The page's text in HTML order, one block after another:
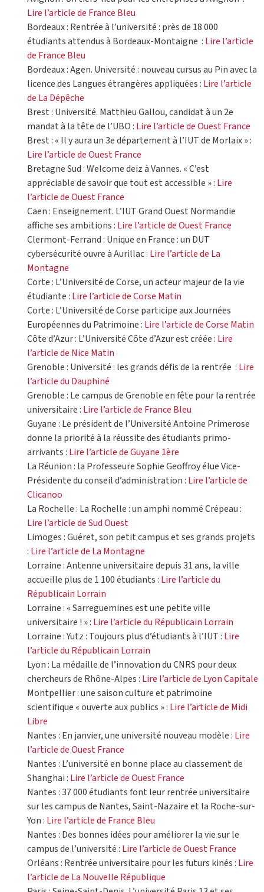
Lire l’article de France Bleu
Bordeaux : Rentrée à l’université : près de 18 000
étudiants attendus à Bordeaux-Montaigne : Lire l’article
de France Bleu
Bordeaux : Agen. Université : nouveau cursus au Pin avec la
licence des Langues étrangères appliquées : Lire l’article
de La Dépêche
Brest : Université. Matthieu Gallou, candidat à un 2e
mandat à la tête de l’UBO : Lire l’article de Ouest France
Brest : « Il y aura un 3e département à l’IUT de Morlaix » :
Lire l’article de Ouest France
Bretagne Sud : Welcome deiz à Vannes. « C’est
appréciable de savoir que tout est accessible » : Lire
l’article de Ouest France
Caen : Enseignement. L’IUT Grand Ouest Normandie
affiche ses ambitions : Lire l’article de Ouest France
Clermont-Ferrand : Unique en France : un DUT
cybersécurité ouvre à Aurillac : Lire l’article de La
Montagne
Corte : L’Université de Corse, un acteur majeur de la vie
étudiante : Lire l’article de Corse Matin
Corte : L’Université de Corse participe aux Journées
Européennes du Patrimoine : Lire l’article de Corse Matin
Côte d’Azur : L’Université Côte d’Azur est créée : Lire
l’article de Nice Matin
Grenoble : Université : les grands défis de la rentrée : Lire
l’article du Dauphiné
Grenoble : Le campus de Grenoble en fête pour la rentrée
universitaire : Lire l’article de France Bleu
Guyane : Le président de l’Université Antoine Primerose
donne la priorité à la réussite des étudiants primo-
arrivants : Lire l’article de Guyane 1ère
La Réunion : la Professeure Sophie Geoffroy élue Vice-
Présidente du conseil d’administration : Lire l’article de
Clicanoo
La Rochelle : La Rochelle : un amphi nommé Crépeau :
Lire l’article de Sud Ouest
Limoges : Guéret, son petit campus et ses grands projets
: Lire l’article de La Montagne
Lorraine : Antenne universitaire depuis 31 ans, la ville
accueille plus de 1 100 étudiants : Lire l’article du
Républicain Lorrain
Lorraine : « Sarreguemines est une petite ville
universitaire ! » : Lire l’article du Républicain Lorrain
Lorraine : Yutz : Toujours plus d’étudiants à l’IUT : Lire
l’article du Républicain Lorrain
Lyon : La médaille de l’innovation du CNRS pour deux
chercheurs de Rhône-Alpes : Lire l’article de Lyon Capitale
Montpellier : une saison culture et patrimoine
scientifique « ouverte aux publics » : Lire l’article de Midi
Libre
Nantes : En janvier, une université nouveau modèle : Lire
l’article de Ouest France
Nantes : L’université en bonne place au classement de
Shanghai : Lire l’article de Ouest France
Nantes : 37 000 étudiants font leur rentrée universitaire
sur les campus de Nantes, Saint-Nazaire et la Roche-sur-
Yon : Lire l’article de France Bleu
Nantes : Des bonnes idées pour améliorer la vie sur le
campus de l’université : Lire l’article de Ouest France
Orléans : Rentrée universitaire pour les futurs kinés : Lire
l’article de La Nouvelle République